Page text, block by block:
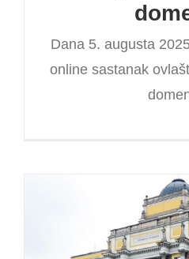
Dana 5. augusta
online sastanak